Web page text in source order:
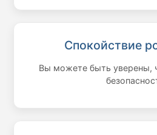
Спокойствие
Вы можете быть уверены,